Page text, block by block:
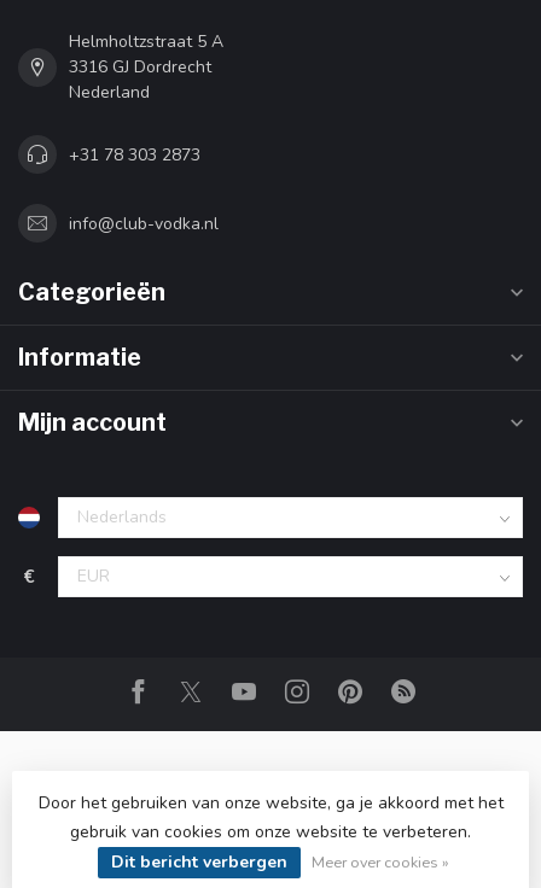
Helmholtzstraat 5 A
3316 GJ Dordrecht
Nederland
+31 78 303 2873
info@club-vodka.nl
Categorieën
Informatie
Mijn account
€
© Copyright 2026 Club Vodka- Powered by Lightspeed-
Lightspeed designby Dyvelopment
Door het gebruiken van onze website, ga je akkoord met het
gebruik van cookies om onze website te verbeteren.
Dit bericht verbergen
Meer over cookies »